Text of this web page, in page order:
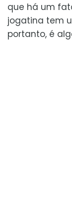
que há um
jogatina tem
portanto, é